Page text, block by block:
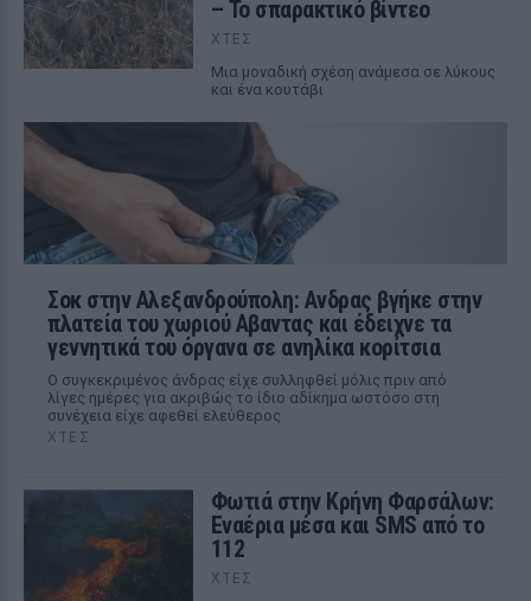
– Το σπαρακτικό βίντεο
ΧΤΕΣ
Μια μοναδική σχέση ανάμεσα σε λύκους
και ένα κουτάβι
Σοκ στην Αλεξανδρούπολη: Ανδρας βγήκε στην
πλατεία του χωριού Αβαντας και έδειχνε τα
γεννητικά του όργανα σε ανηλίκα κορίτσια
Ο συγκεκριμένος άνδρας είχε συλληφθεί μόλις πριν από
λίγες ημέρες για ακριβώς το ίδιο αδίκημα ωστόσο στη
συνέχεια είχε αφεθεί ελεύθερος
ΧΤΕΣ
Φωτιά στην Κρήνη Φαρσάλων:
Εναέρια μέσα και SMS από το
112
ΧΤΕΣ